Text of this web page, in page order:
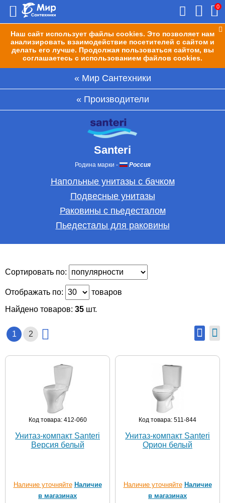
Наш сайт использует файлы cookies. Это позволяет нам
анализировать взаимодействие посетителей с сайтом и
делать его лучше. Продолжая пользоваться сайтом, вы
соглашаетесь с использованием файлов cookies.
0
Мир Сантехники
Производители
Santeri
Родина марки - Россия
Напольные унитазы с бачком
Подвесные унитазы
Раковины с пьедесталом
Пьедесталы для раковины
Сортировать по:
Отображать по:
товаров
Найдено товаров: 35 шт.
1 2
Код товара: 412-060
Унитаз-компакт Santeri
Версия белый
Наличие уточняйте Наличие
в магазинах
Код товара: 511-844
Унитаз-компакт Santeri
Орион белый
Наличие уточняйте Наличие
в магазинах